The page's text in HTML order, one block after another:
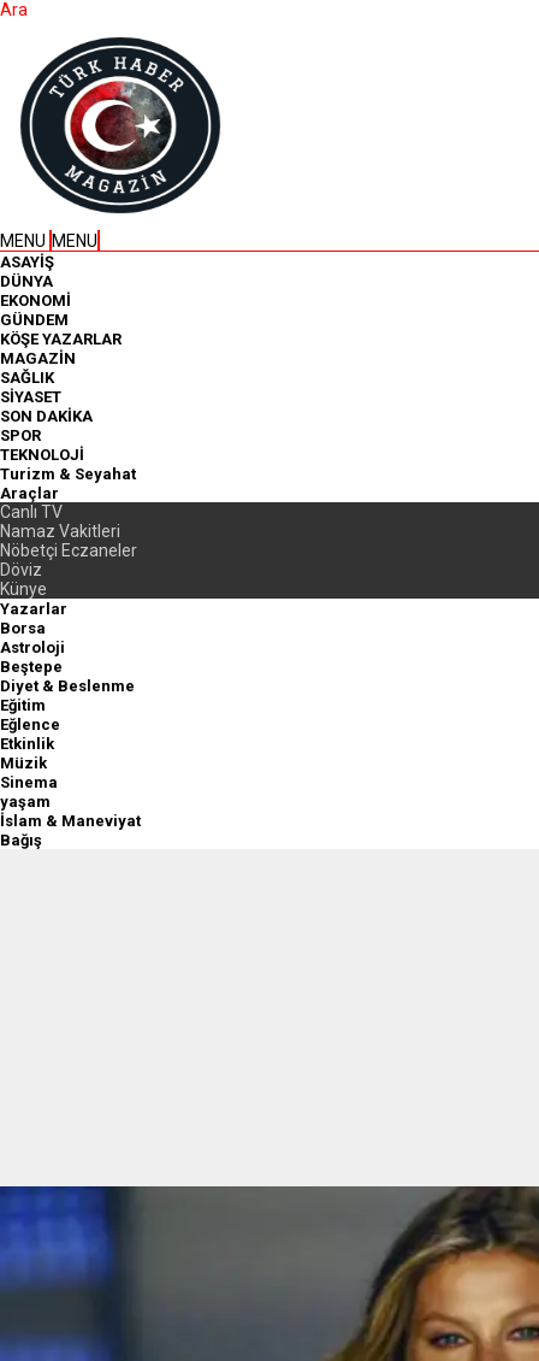
Ara
MENU MENU
ASAYİŞ
DÜNYA
EKONOMİ
GÜNDEM
KÖŞE YAZARLAR
MAGAZİN
SAĞLIK
SİYASET
SON DAKİKA
SPOR
TEKNOLOJİ
Turizm & Seyahat
Araçlar
Canlı TV
Namaz Vakitleri
Nöbetçi Eczaneler
Döviz
Künye
Yazarlar
Borsa
Astroloji
Beştepe
Diyet & Beslenme
Eğitim
Eğlence
Etkinlik
Müzik
Sinema
yaşam
İslam & Maneviyat
Bağış